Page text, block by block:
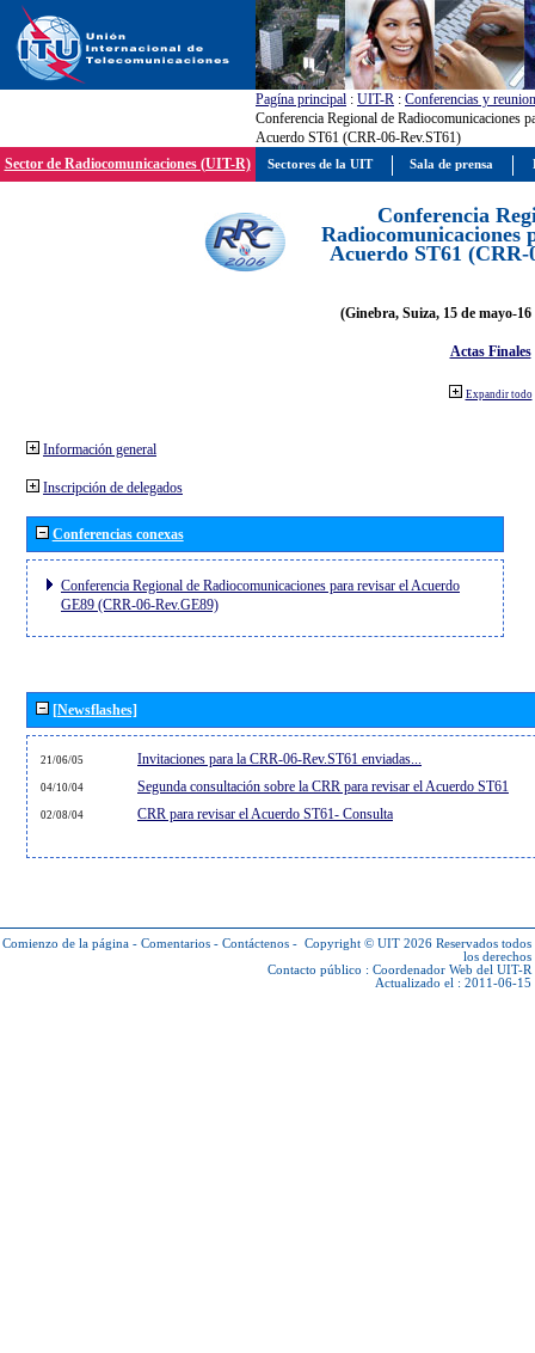
Pagína principal : UIT-R : Conferencias y
Conferencia Regional de Radiocomunicaciones
Acuerdo ST61 (CRR-06-Rev.ST61)
Sector de Radiocomunicaciones (UIT-R)
Conferencia
Radiocomunicaciones
Acuerdo ST61 (CRR-
(Ginebra, Suiza, 15 de mayo-
Actas Finales
Expandir todo
Información general
Inscripción de delegados
Conferencias conexas
Conferencia Regional de Radiocomunicaciones para revisar el Acuerdo
GE89 (CRR-06-Rev.GE89)
[Newsflashes]
21/06/05 Invitaciones para la CRR-06-Rev.ST61 enviadas...
04/10/04 Segunda consultación sobre la CRR para revisar el Acuerdo ST61
02/08/04 CRR para revisar el Acuerdo ST61- Consulta
Comienzo de la página - Comentarios - Contáctenos - Copyright © UIT 2026 Reservados todos
los derechos
Contacto público : Coordenador Web del UIT-R
Actualizado el : 2011-06-15
Sectores de la UIT Sala de prensa